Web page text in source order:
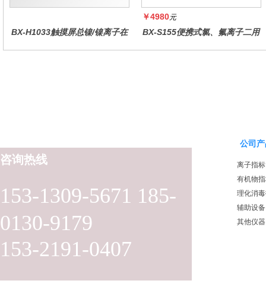
BX-H1033触摸屏总镍/镍离子在
￥4980元
BX-S155便携式氯、氟离子二用
153-1309-5671 185-
0130-9179
153-2191-0407
咨询热线
公司
离子指标
有机物
理化消
辅助设备
其他仪器